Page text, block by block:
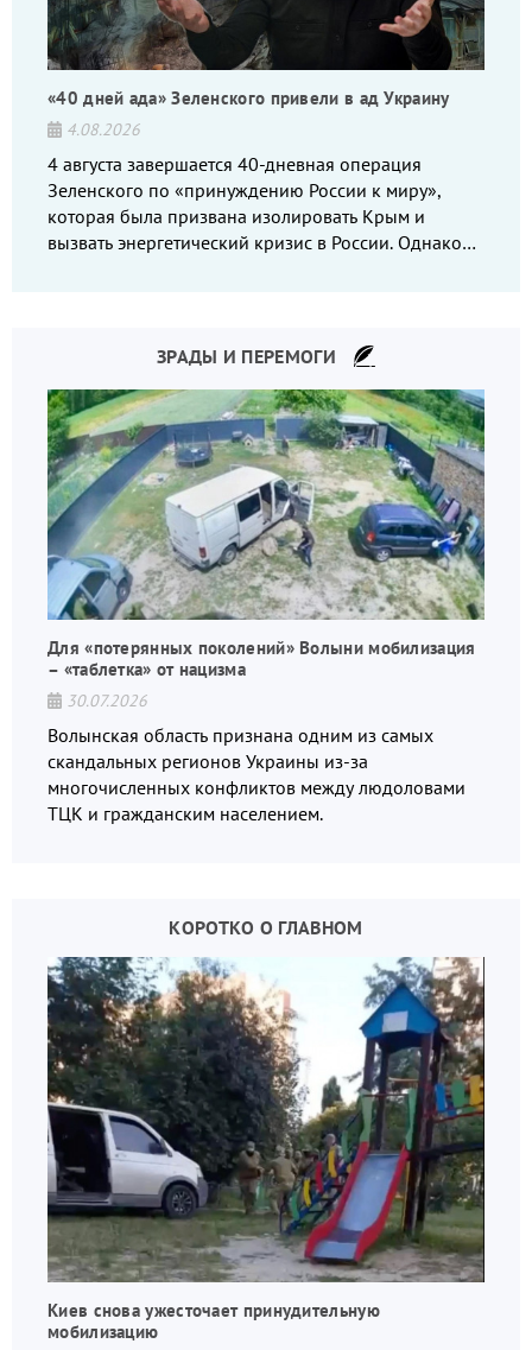
«40 дней ада» Зеленского привели в ад Украину
4.08.2026
4 августа завершается 40-дневная операция
Зеленского по «принуждению России к миру»,
которая была призвана изолировать Крым и
вызвать энергетический кризис в России. Однако
ЗРАДЫ И ПЕРЕМОГИ
Для «потерянных поколений» Волыни мобилизация
– «таблетка» от нацизма
30.07.2026
Волынская область признана одним из самых
скандальных регионов Украины из-за
многочисленных конфликтов между людоловами
ТЦК и гражданским населением.
КОРОТКО О ГЛАВНОМ
Киев снова ужесточает принудительную
мобилизацию